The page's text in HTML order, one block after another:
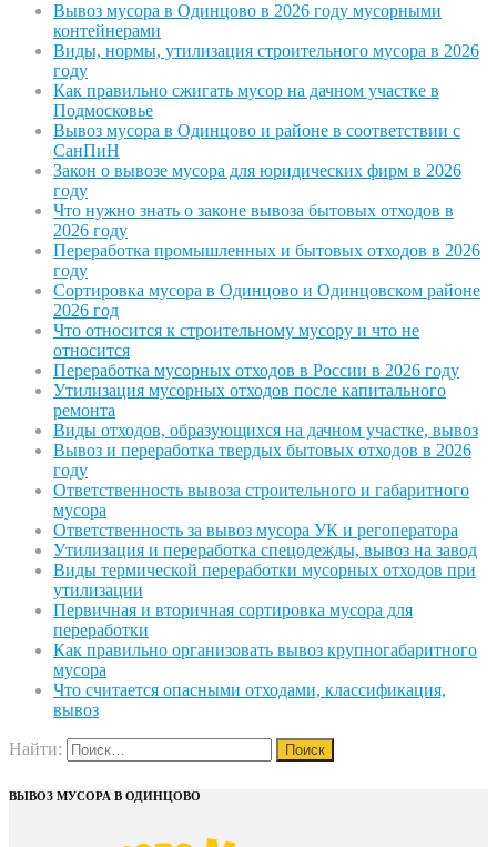
Вывоз мусора в Одинцово в 2026 году мусорными
контейнерами
Виды, нормы, утилизация строительного мусора в 2026
году
Как правильно сжигать мусор на дачном участке в
Подмосковье
Вывоз мусора в Одинцово и районе в соответствии с
СанПиН
Закон о вывозе мусора для юридических фирм в 2026
году
Что нужно знать о законе вывоза бытовых отходов в
2026 году
Переработка промышленных и бытовых отходов в 2026
году
Сортировка мусора в Одинцово и Одинцовском районе
2026 год
Что относится к строительному мусору и что не
относится
Переработка мусорных отходов в России в 2026 году
Утилизация мусорных отходов после капитального
ремонта
Виды отходов, образующихся на дачном участке, вывоз
Вывоз и переработка твердых бытовых отходов в 2026
году
Ответственность вывоза строительного и габаритного
мусора
Ответственность за вывоз мусора УК и регоператора
Утилизация и переработка спецодежды, вывоз на завод
Виды термической переработки мусорных отходов при
утилизации
Первичная и вторичная сортировка мусора для
переработки
Как правильно организовать вывоз крупногабаритного
мусора
Что считается опасными отходами, классификация,
вывоз
Найти:
ВЫВОЗ МУСОРА В ОДИНЦОВО